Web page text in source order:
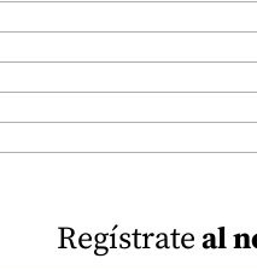
Regístrateal